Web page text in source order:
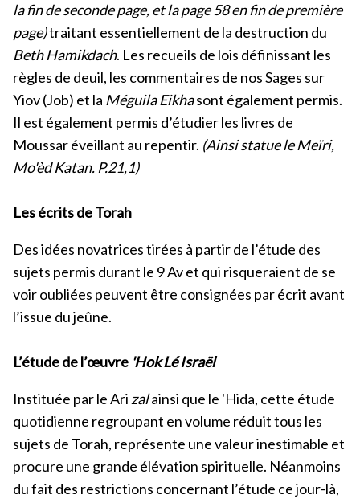
la fin de seconde page, et la page 58 en fin de première
page)traitant essentiellement de la destruction du
Beth Hamikdach. Les recueils de lois définissant les
règles de deuil, les commentaires de nos Sages sur
Yiov (Job) et la Méguila Eikhasont également permis.
Il est également permis d’étudier les livres de
Moussar éveillant au repentir. (Ainsi statue le Meïri,
Mo'èd Katan. P.21,1)
Les écrits de Torah
Des idées novatrices tirées à partir de l’étude des
sujets permis durant le 9 Av et qui risqueraient de se
voir oubliées peuvent être consignées par écrit avant
l’issue du jeûne.
L’étude de l’œuvre 'Hok Lé Israël
Instituée par le Ari zalainsi que le 'Hida, cette étude
quotidienne regroupant en volume réduit tous les
sujets de Torah, représente une valeur inestimable et
procure une grande élévation spirituelle. Néanmoins
du fait des restrictions concernant l’étude ce jour-là,